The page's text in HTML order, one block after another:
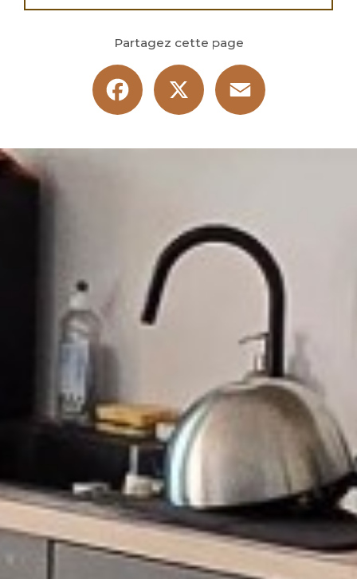
Partagez cette page
Facebook